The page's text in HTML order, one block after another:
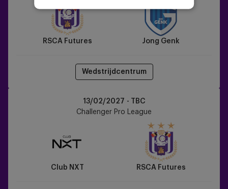
RSCA Futures Jong Genk
Wedstrijdcentrum
13/02/2027 - TBC
Challenger Pro League
Club NXT RSCA Futures